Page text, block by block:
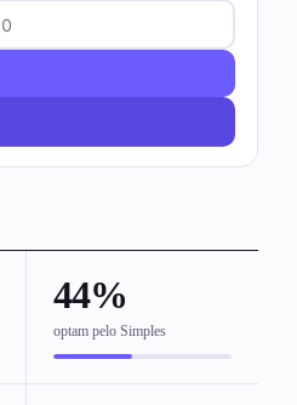
44%
optam pelo Simples